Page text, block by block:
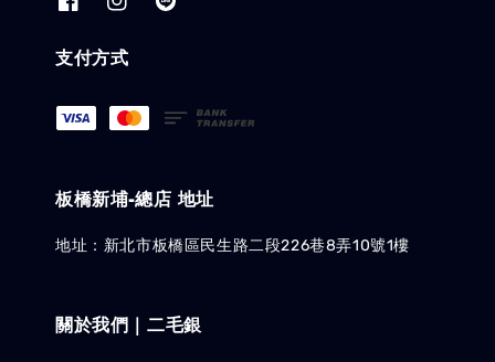
支付方式
板橋新埔-總店 地址
地址：新北市板橋區民生路二段226巷8弄10號1樓
關於我們｜二毛銀